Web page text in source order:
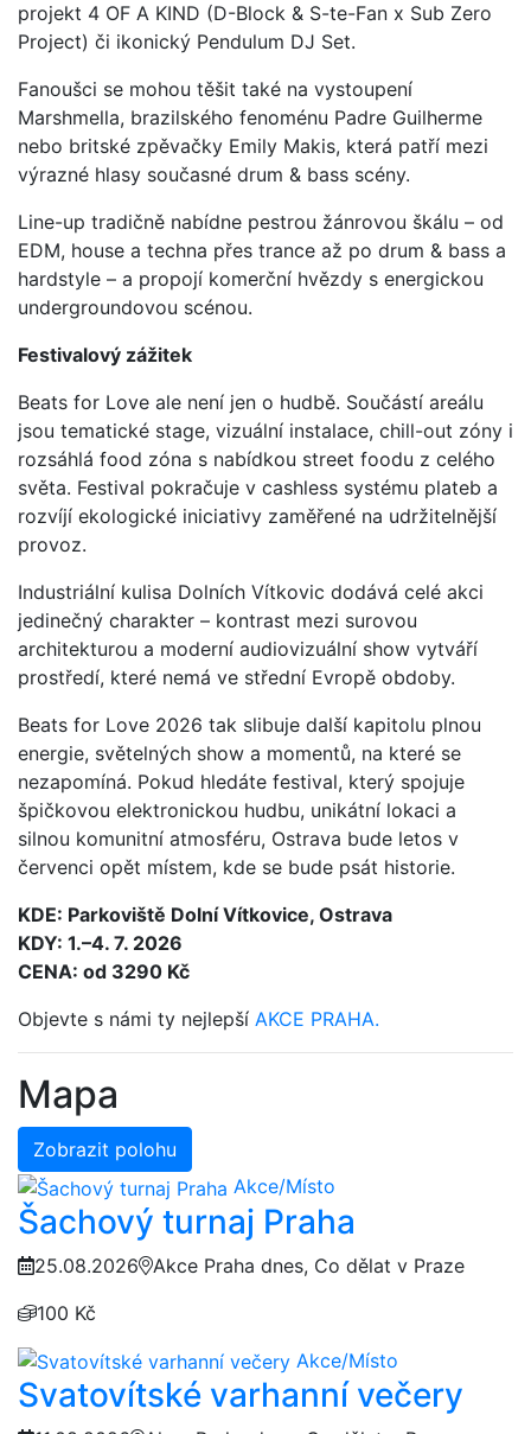
projekt 4 OF A KIND (D-Block & S-te-Fan x Sub Zero
Project) či ikonický Pendulum DJ Set.
Fanoušci se mohou těšit také na vystoupení
Marshmella, brazilského fenoménu Padre Guilherme
nebo britské zpěvačky Emily Makis, která patří mezi
výrazné hlasy současné drum & bass scény.
Line-up tradičně nabídne pestrou žánrovou škálu – od
EDM, house a techna přes trance až po drum & bass a
hardstyle – a propojí komerční hvězdy s energickou
undergroundovou scénou.
Festivalový zážitek
Beats for Love ale není jen o hudbě. Součástí areálu
jsou tematické stage, vizuální instalace, chill-out zóny i
rozsáhlá food zóna s nabídkou street foodu z celého
světa. Festival pokračuje v cashless systému plateb a
rozvíjí ekologické iniciativy zaměřené na udržitelnější
provoz.
Industriální kulisa Dolních Vítkovic dodává celé akci
jedinečný charakter – kontrast mezi surovou
architekturou a moderní audiovizuální show vytváří
prostředí, které nemá ve střední Evropě obdoby.
Beats for Love 2026 tak slibuje další kapitolu plnou
energie, světelných show a momentů, na které se
nezapomíná. Pokud hledáte festival, který spojuje
špičkovou elektronickou hudbu, unikátní lokaci a
silnou komunitní atmosféru, Ostrava bude letos v
červenci opět místem, kde se bude psát historie.
KDE: Parkoviště Dolní Vítkovice, Ostrava
KDY: 1.–4. 7. 2026
CENA: od 3290 Kč
Objevte s námi ty nejlepší AKCE PRAHA.
Mapa
Zobrazit polohu
Akce/Místo
Šachový turnaj Praha
25.08.2026
Akce Praha dnes, Co dělat v Praze
100 Kč
Akce/Místo
Svatovítské varhanní večery